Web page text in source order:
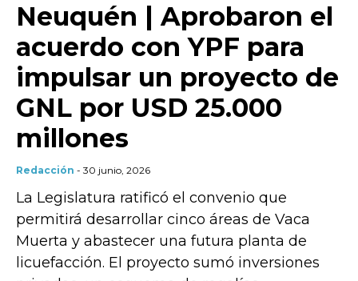
Neuquén | Aprobaron el
acuerdo con YPF para
impulsar un proyecto de
GNL por USD 25.000
millones
Redacción - 30 junio, 2026
La Legislatura ratificó el convenio que
permitirá desarrollar cinco áreas de Vaca
Muerta y abastecer una futura planta de
licuefacción. El proyecto sumó inversiones